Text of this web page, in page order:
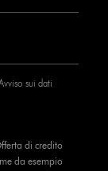
sui dati
di credito
da esempio